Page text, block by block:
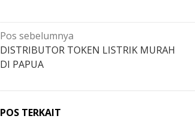
Navigasi
pos
Pos sebelumnya
DISTRIBUTOR TOKEN LISTRIK MURAH
DI PAPUA
POS TERKAIT